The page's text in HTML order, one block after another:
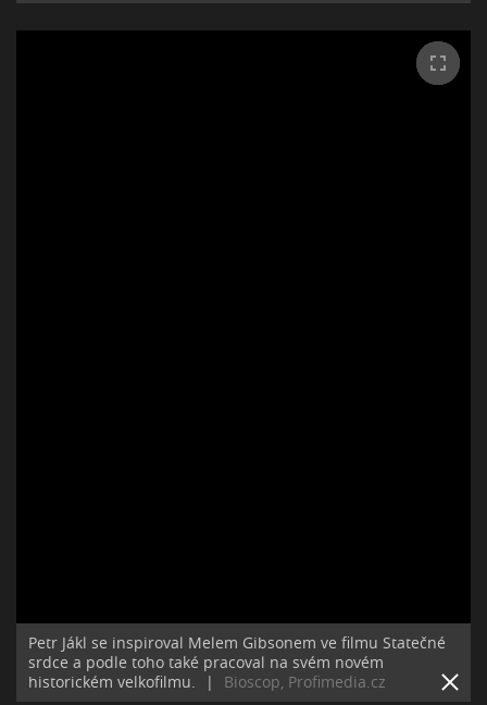
Petr Jákl se inspiroval Melem Gibsonem ve filmu Statečné
srdce a podle toho také pracoval na svém novém
historickém velkofilmu.
| Bioscop, Profimedia.cz